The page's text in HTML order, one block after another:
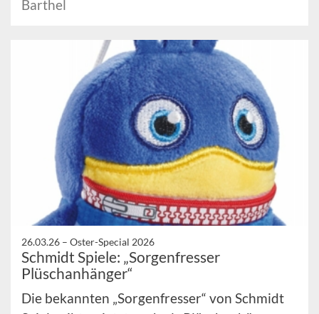
Barthel
26.03.26 – Oster-Special 2026
Schmidt Spiele: „Sorgenfresser
Plüschanhänger“
Die bekannten „Sorgenfresser“ von Schmidt